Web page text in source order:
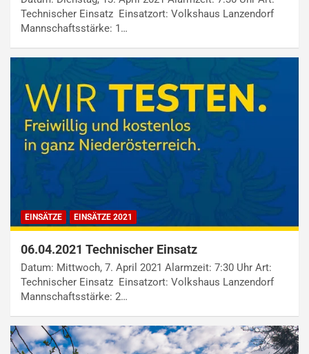
Technischer Einsatz Einsatzort: Volkshaus Lanzendorf
Mannschaftsstärke: 1…
EINSÄTZE EINSÄTZE 2021
06.04.2021 Technischer Einsatz
Datum: Mittwoch, 7. April 2021 Alarmzeit: 7:30 Uhr Art:
Technischer Einsatz Einsatzort: Volkshaus Lanzendorf
Mannschaftsstärke: 2…